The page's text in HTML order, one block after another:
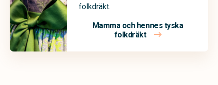
folkdräkt.
Mamma och hennes tyska
folkdräkt